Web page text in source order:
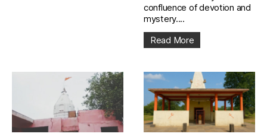
confluence of devotion and
mystery....
Read More